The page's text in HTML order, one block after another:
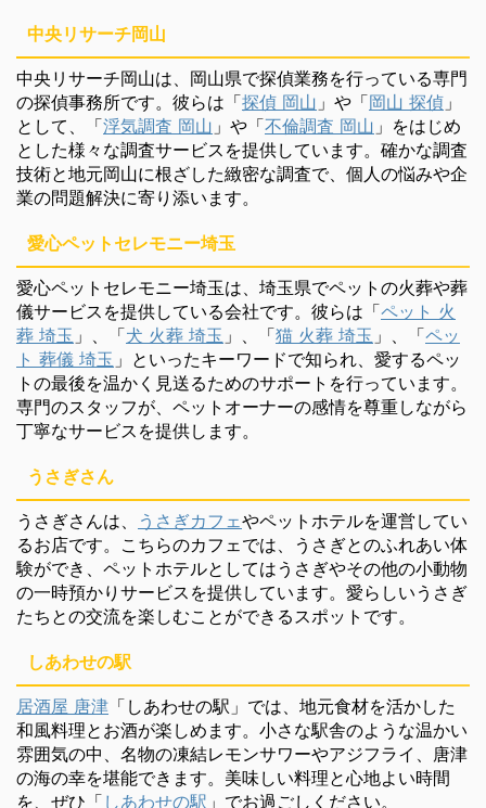
中央リサーチ岡山
中央リサーチ岡山は、岡山県で探偵業務を行っている専門
の探偵事務所です。彼らは「探偵 岡山 」や「岡山 探偵 」
として、「浮気調査 岡山 」や「不倫調査 岡山 」をはじめ
とした様々な調査サービスを提供しています。確かな調査
技術と地元岡山に根ざした緻密な調査で、個人の悩みや企
業の問題解決に寄り添います。
愛心ペットセレモニー埼玉
愛心ペットセレモニー埼玉は、埼玉県でペットの火葬や葬
儀サービスを提供している会社です。彼らは「ペット 火
葬 埼玉 」、「犬 火葬 埼玉 」、「猫 火葬 埼玉 」、「ペッ
ト 葬儀 埼玉 」といったキーワードで知られ、愛するペッ
トの最後を温かく見送るためのサポートを行っています。
専門のスタッフが、ペットオーナーの感情を尊重しながら
丁寧なサービスを提供します。
うさぎさん
うさぎさんは、 うさぎカフェやペットホテルを運営してい
るお店です。こちらのカフェでは、うさぎとのふれあい体
験ができ、ペットホテルとしてはうさぎやその他の小動物
の一時預かりサービスを提供しています。愛らしいうさぎ
たちとの交流を楽しむことができるスポットです。
しあわせの駅
居酒屋 唐津 「しあわせの駅」では、地元食材を活かした
和風料理とお酒が楽しめます。小さな駅舎のような温かい
雰囲気の中、名物の凍結レモンサワーやアジフライ、唐津
の海の幸を堪能できます。美味しい料理と心地よい時間
を、ぜひ「 しあわせの駅 」でお過ごしください。